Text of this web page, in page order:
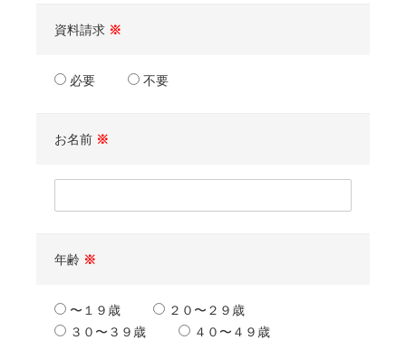
資料請求 ※
必要 不要
お名前 ※
年齢 ※
〜１９歳
２０〜２９歳
３０〜３９歳
４０〜４９歳